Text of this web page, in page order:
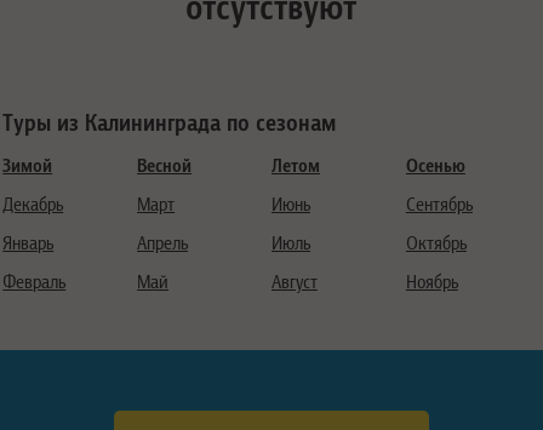
Туры из Калининграда по сезонам
Зимой
Декабрь
Январь
Февраль
Весной
Март
Апрель
Май
Летом
Июнь
Июль
Август
Осенью
Сентябрь
Октябрь
Ноябрь